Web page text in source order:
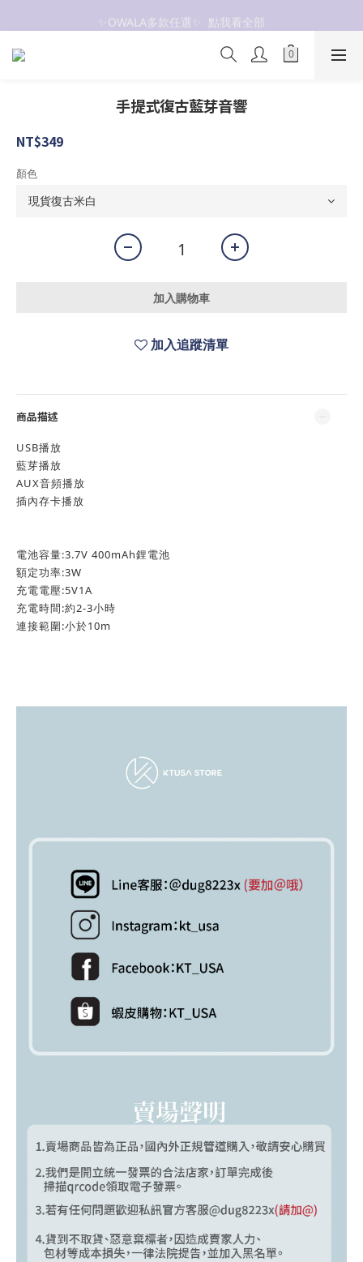
抗UV 50+防曬外套 $299🧊🧊
✨OWALA多款任選✨  點我看全部
抗UV 50+防曬外套 $299🧊🧊
手提式復古藍芽音響
NT$349
顏色
加入購物車
加入追蹤清單
商品描述
USB播放
藍芽播放
AUX音頻播放
插內存卡播放
電池容量:3.7V 400mAh鋰電池
額定功率:3W
充電電壓:5V1A
充電時間:約2-3小時
連接範圍:小於10m